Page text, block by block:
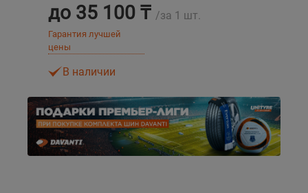
до 35 100 ₸ /за 1 шт.
Гарантия лучшей
цены
В наличии
Усть-Каменогорск
Экибастуз
Бишкек